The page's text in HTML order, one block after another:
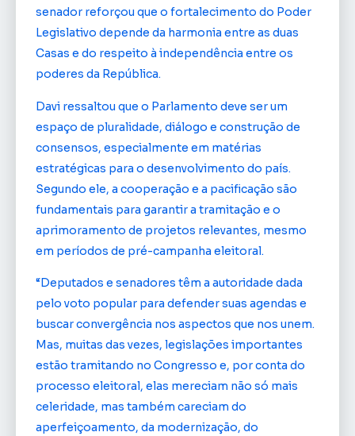
senador reforçou que o fortalecimento do Poder
Legislativo depende da harmonia entre as duas
Casas e do respeito à independência entre os
poderes da República.
Davi ressaltou que o Parlamento deve ser um
espaço de pluralidade, diálogo e construção de
consensos, especialmente em matérias
estratégicas para o desenvolvimento do país.
Segundo ele, a cooperação e a pacificação são
fundamentais para garantir a tramitação e o
aprimoramento de projetos relevantes, mesmo
em períodos de pré-campanha eleitoral.
“Deputados e senadores têm a autoridade dada
pelo voto popular para defender suas agendas e
buscar convergência nos aspectos que nos unem.
Mas, muitas das vezes, legislações importantes
estão tramitando no Congresso e, por conta do
processo eleitoral, elas mereciam não só mais
celeridade, mas também careciam do
aperfeiçoamento, da modernização, do